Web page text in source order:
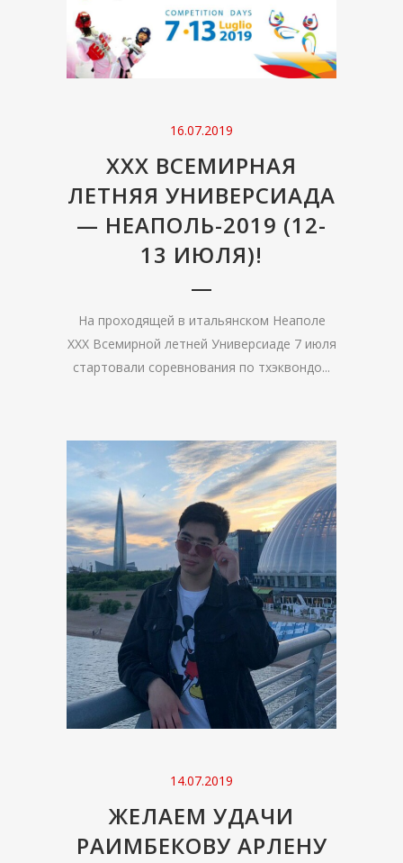
16.07.2019
XXX ВСЕМИРНАЯ
ЛЕТНЯЯ УНИВЕРСИАДА
— НЕАПОЛЬ-2019 (12-
13 ИЮЛЯ)!
На проходящей в итальянском Неаполе
XXX Всемирной летней Универсиаде 7 июля
стартовали соревнования по тхэквондо...
14.07.2019
ЖЕЛАЕМ УДАЧИ
РАИМБЕКОВУ АРЛЕНУ